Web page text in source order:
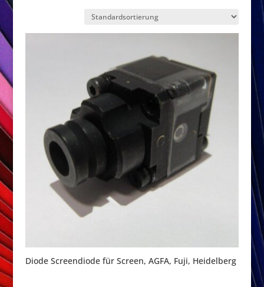
Diode Screendiode für Screen, AGFA, Fuji, Heidelberg